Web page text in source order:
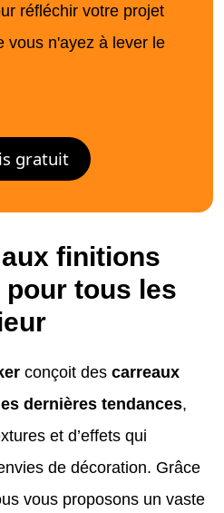
réfléchir votre projet
vous n'ayez à lever le
gratuit
finitions
tous les
conçoit des carreaux
dernières tendances,
et d’effets qui
de décoration. Grâce
vous proposons un vaste